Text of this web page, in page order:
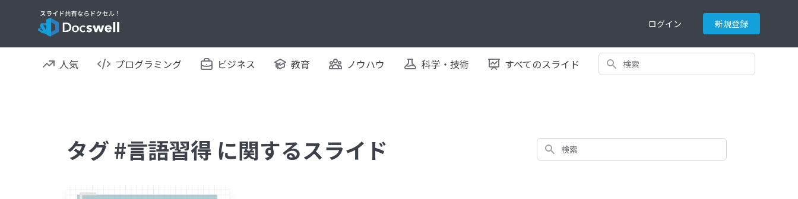
ログイン 新規登録
人気 プログラミング ビジネス 教育 ノウハウ 科学・技術 すべてのスライド 検索
タグ #言語習得 に関するスライド 検索